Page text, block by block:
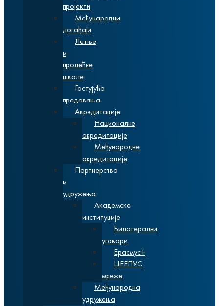
пројекти
Међународни
догађаји
Летње
и
пролећне
школе
Гостујућа
предавања
Акредитације
Националне
акредитације
Међународне
акредитације
Партнерства
и
удружења
Академске
институције
Билатерални
уговори
Ерасмус+
ЦЕЕПУС
мреже
Међународна
удружења